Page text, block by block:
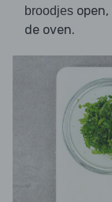
broodjes
de oven.